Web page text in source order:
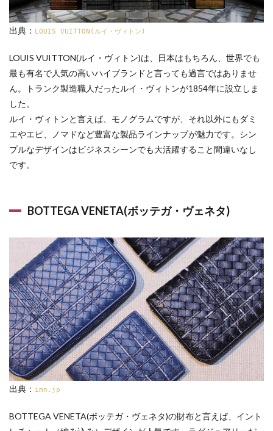
出典： LOUIS VUITTON(ルイ・ヴィトン)
LOUIS VUITTON(ルイ・ヴィトン)は、日本はもちろん、世界でも
最も有名で人気の高いハイブランドと言っても過言ではありませ
ん。トランク製造職人だったルイ・ヴィトンが1854年に設立しま
した。
ルイ・ヴィトンと言えば、モノグラムですが、それ以外にもダミ
エやエピ、ノマドなど豊富な製品ラインナップが魅力です。シン
プルなデザインはビジネスシーンでも大活躍すること間違いなし
です。
BOTTEGA VENETA(ボッテガ・ヴェネタ)
出典： imn.jp
BOTTEGA VENETA(ボッテガ・ヴェネタ)の財布と言えば、イント